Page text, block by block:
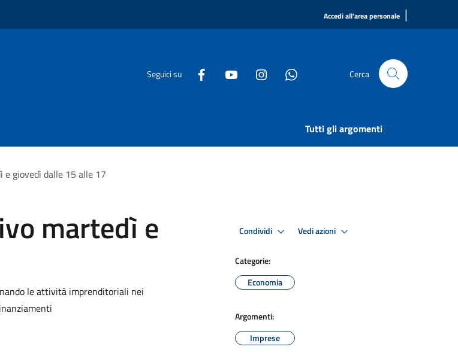
Accedi all'area personale |
Seguici su Cerca
Tutti gli argomenti
giovedì dalle 15 alle 17
martedì e
le attività imprenditoriali nei
Condividi Vedi azioni
Categorie:
Economia
Argomenti:
Imprese